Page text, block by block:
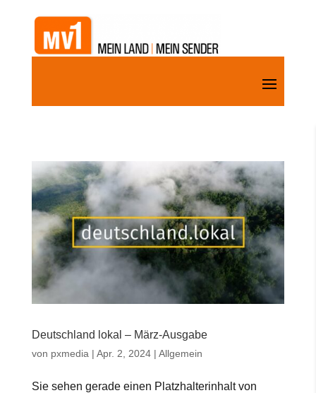
Deutschland lokal – März-Ausgabe
von pxmedia | Apr. 2, 2024| Allgemein
Sie sehen gerade einen Platzhalterinhalt von